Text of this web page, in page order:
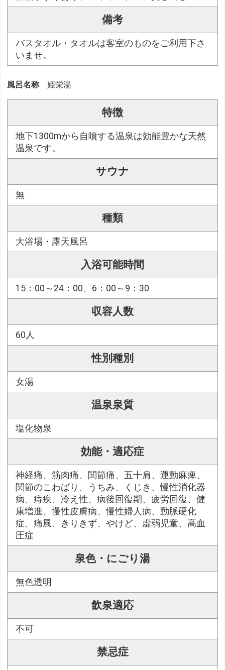
備考
バスタオル・タオルは客室のものをご利用下さ
いませ。
風呂名称 姫栄湯
特徴
地下1300mから自噴する温泉は効能豊かな天然
温泉です。
サウナ
無
種類
大浴場・露天風呂
入浴可能時間
15：00～24：00、6：00～9：30
収容人数
60人
性別種別
女湯
温泉泉質
塩化物泉
効能・適応症
神経痛、筋肉痛、関節痛、五十肩、運動麻痺、
関節のこわばり、うちみ、くじき、慢性消化器
病、痔疾、冷え性、病後回復期、疲労回復、健
康増進、慢性皮膚病、慢性婦人病、動脈硬化
症、痛風、きりきず、やけど、虚弱児童、高血
圧症
泉色・にごり湯
無色透明
飲泉適応
不可
禁忌症